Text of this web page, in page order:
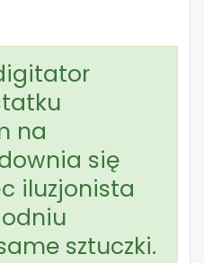
na
się
iluzjonista
sztuczki.